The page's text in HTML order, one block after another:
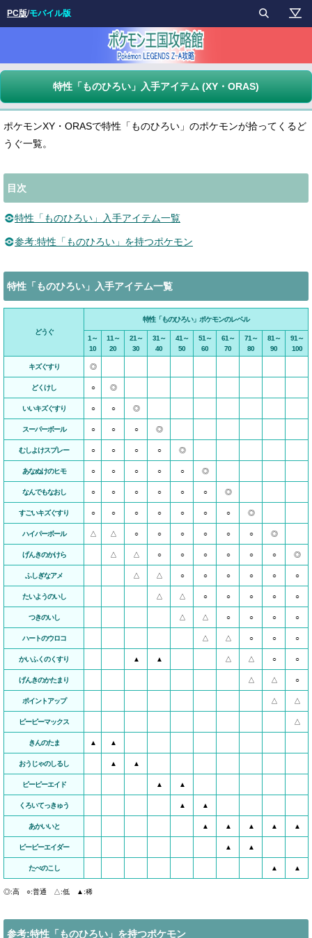
特性「ものひろい」入手アイテム (XY・ORAS)
ポケモンXY・ORASで特性「ものひろい」のポケモンが拾ってくるど
うぐ一覧。
目次
特性「ものひろい」入手アイテム一覧
参考:特性「ものひろい」を持つポケモン
特性「ものひろい」入手アイテム一覧
どうぐ
特性「ものひろい」ポケモンのレベル
1～
10
11～
20
21～
30
31～
40
41～
50
51～
60
61～
70
71～
80
81～
90
91～
100
キズぐすり ◎
どくけし ○ ◎
いいキズぐすり ○ ○ ◎
スーパーボール ○ ○ ○ ◎
むしよけスプレー ○ ○ ○ ○ ◎
あなぬけのヒモ ○ ○ ○ ○ ○ ◎
なんでもなおし ○ ○ ○ ○ ○ ○ ◎
すごいキズぐすり ○ ○ ○ ○ ○ ○ ○ ◎
ハイパーボール △ △ ○ ○ ○ ○ ○ ○ ◎
げんきのかけら △ △ ○ ○ ○ ○ ○ ○ ◎
ふしぎなアメ △ △ ○ ○ ○ ○ ○ ○
たいようのいし △ △ ○ ○ ○ ○ ○
つきのいし △ △ ○ ○ ○ ○
ハートのウロコ △ △ ○ ○ ○
かいふくのくすり ▲ ▲ △ △ ○ ○
げんきのかたまり △ △ ○
ポイントアップ △ △
ピーピーマックス △
きんのたま ▲ ▲
おうじゃのしるし ▲ ▲
ピーピーエイド ▲ ▲
くろいてっきゅう ▲ ▲
あかいいと ▲ ▲ ▲ ▲ ▲
ピーピーエイダー ▲ ▲
たべのこし ▲ ▲
◎:高 ○:普通 △:低 ▲:稀
参考:特性「ものひろい」を持つポケモン
PC版/モバイル版